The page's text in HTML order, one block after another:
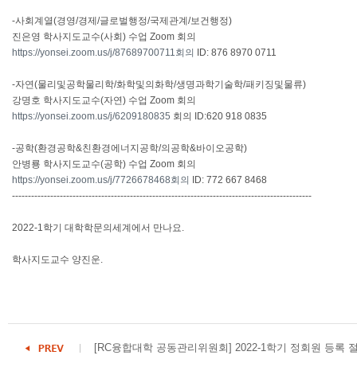
-사회계열(경영/경제/글로벌행정/국제관계/보건행정)
진은영 학사지도교수(사회) 수업 Zoom 회의
https://yonsei.zoom.us/j/87689700711회의
ID: 876 8970 0711
-자연(물리및공학물리학/화학및의화학/생명과학기술학/패키징및물류)
강명호 학사지도교수(자연) 수업 Zoom 회의
https://yonsei.zoom.us/j/6209180835 회의 ID:620 918 0835
-공학(환경공학&친환경에너지공학/의공학&바이오공학)
안병룡 학사지도교수(공학) 수업 Zoom 회의
https://yonsei.zoom.us/j/7726678468회의
ID: 772 667 8468
----------------------------------------------------------------------------------------------
2022-1학기 대학학문의세계에서 만나요.
학사지도교수 양진운.
[RC융합대학 공동관리위원회] 2022-1학기 정회원 등록